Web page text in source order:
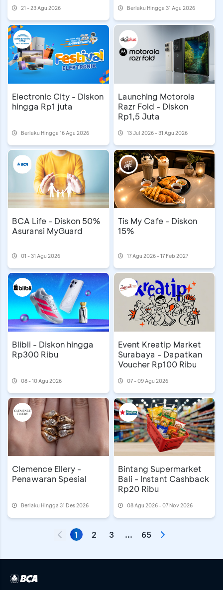
21 - 23 Agu 2026
Festival 2026
Berlaku Hingga 31 Agu 2026
Electronic City - Diskon
hingga Rp1 juta
Berlaku Hingga 16 Agu 2026
Launching Motorola
Razr Fold - Diskon
Rp1,5 Juta
13 Jul 2026 - 31 Agu 2026
BCA Life - Diskon 50%
Asuransi MyGuard
01 - 31 Agu 2026
Tis My Cafe - Diskon
15%
17 Agu 2026 - 17 Feb 2027
Blibli - Diskon hingga
Rp300 Ribu
08 - 10 Agu 2026
Event Kreatip Market
Surabaya - Dapatkan
Voucher Rp100 Ribu
07 - 09 Agu 2026
Clemence Ellery -
Penawaran Spesial
Berlaku Hingga 31 Des 2026
Bintang Supermarket
Bali - Instant Cashback
Rp20 Ribu
08 Agu 2026 - 07 Nov 2026
1 2 3 ... 65